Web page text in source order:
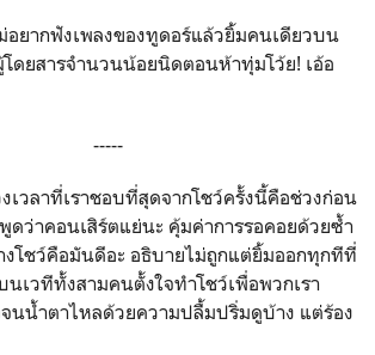
อยากฟังเพลงของทูดอร์แล้วยิ้มคนเดียวบน
ดยสารจำนวนน้อยนิดตอนห้าทุ่มโว้ย! เอ้อ
-----
เวลาที่เราชอบที่สุดจากโชว์ครั้งนี้คือช่วงก่อน
ดว่าคอนเสิร์ตแย่นะ คุ้มค่าการรอคอยด้วยซ้ำ
งโชว์คือมันดีอะ อธิบายไม่ถูกแต่ยิ้มออกทุกทีที่
เวทีทั้งสามคนตั้งใจทำโชว์เพื่อพวกเรา
จนน้ำตาไหลด้วยความปลื้มปริ่มดูบ้าง แต่ร้อง